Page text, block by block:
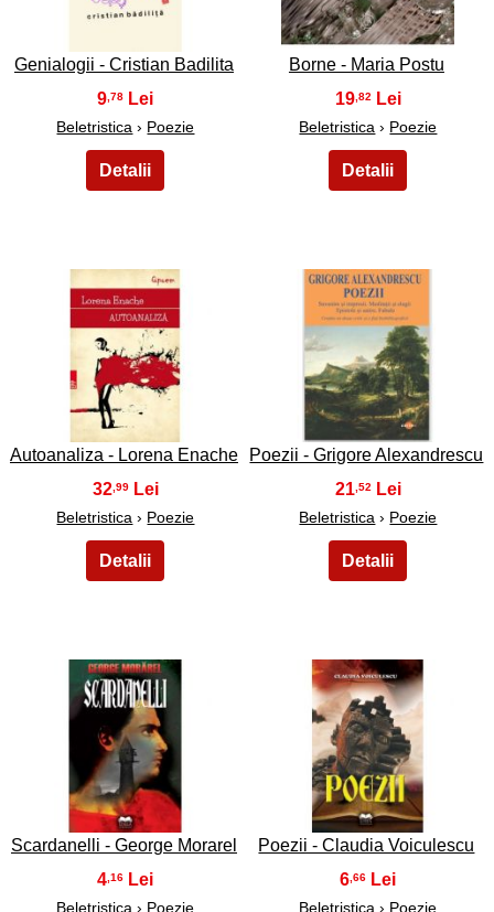
Genialogii - Cristian Badilita
9 ,78
Beletristica › Poezie
Borne - Maria Postu
19,82
Beletristica › Poezie
45
Autoanaliza - Lorena Enache
32 ,99
Beletristica › Poezie
46
Poezii - Grigore Alexandrescu
21 ,52
Beletristica › Poezie
47
Scardanelli - George Morarel
4 ,16
Beletristica › Poezie
48
Poezii - Claudia Voiculescu
6 ,66
Beletristica › Poezie